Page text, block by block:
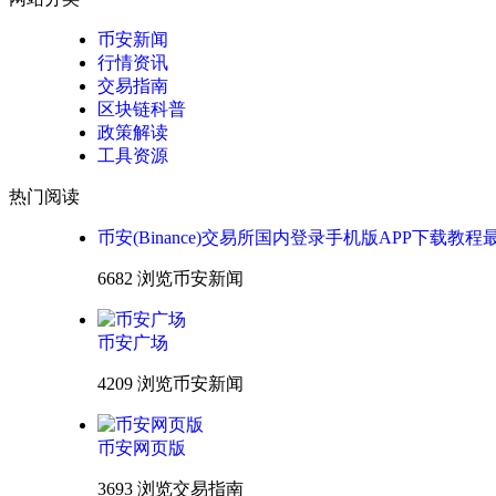
币安新闻
行情资讯
交易指南
区块链科普
政策解读
工具资源
热门阅读
币安(Binance)交易所国内登录手机版APP下载教程
6682 浏览币安新闻
币安广场
4209 浏览币安新闻
币安网页版
3693 浏览交易指南